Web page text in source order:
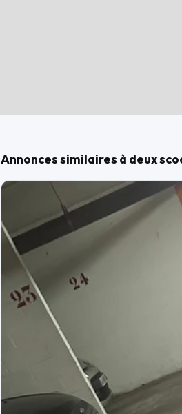
Annonces similaires à deux